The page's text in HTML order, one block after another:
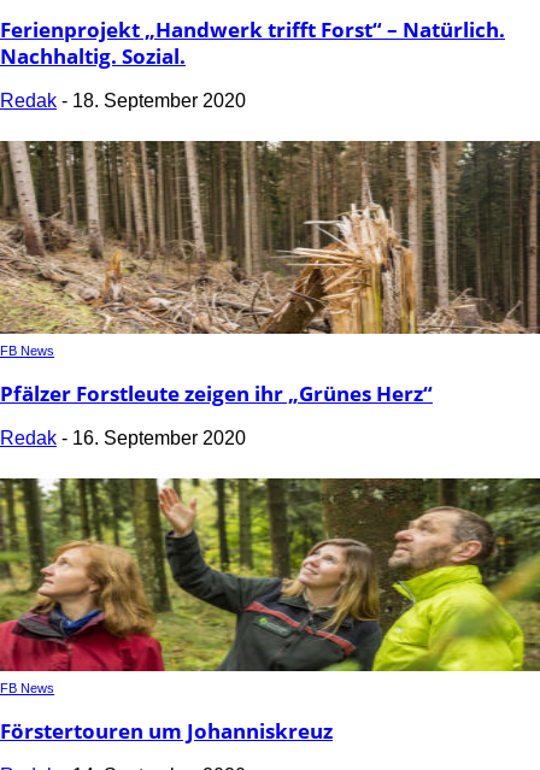
Ferienprojekt „Handwerk trifft Forst“ – Natürlich.
Nachhaltig. Sozial.
Redak - 18. September 2020
FB News
Pfälzer Forstleute zeigen ihr „Grünes Herz“
Redak - 16. September 2020
FB News
Förstertouren um Johanniskreuz